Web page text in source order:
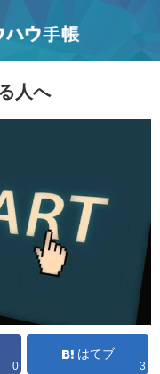
人へ
0
はてブ
3